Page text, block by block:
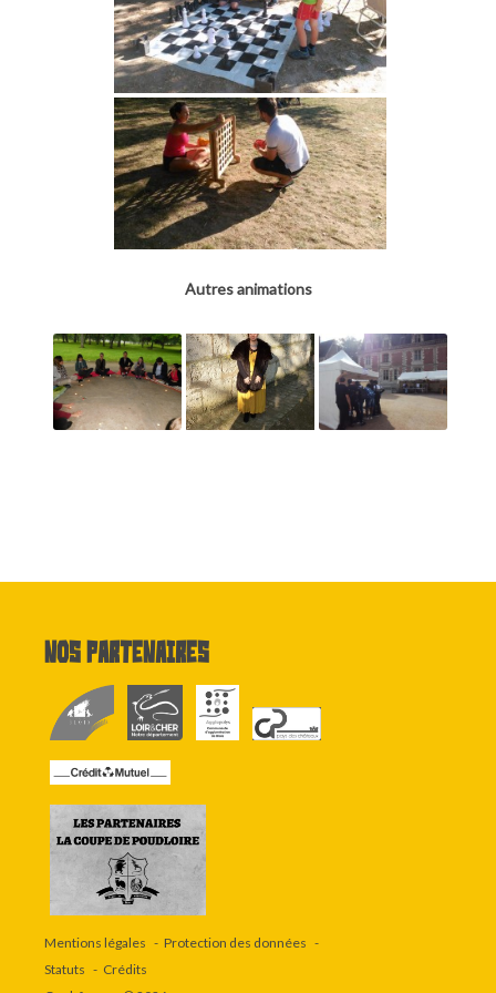
Autres animations
Nos partenaires
Mentions légales
Protection des données
Statuts
Crédits